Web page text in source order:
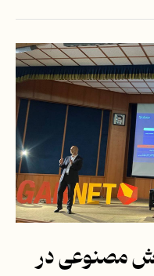
مصنوعی در